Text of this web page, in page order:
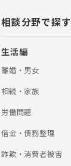
て対応させていただ
士、行政書士、
産管理マスター （
相談分野で探す
生活編
離婚・男女
相続・家族
労働問題
借金・債務整理
詐欺・消費者被害